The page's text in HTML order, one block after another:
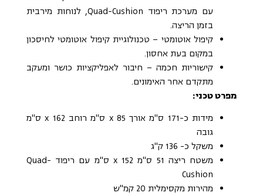
עם מערכת ריפוד Quad-Cushion, לנוחות מירבית
בזמן הריצה.
קיפול אוטומטי – טכנולוגיית קיפול אוטומטי לחיסכון
במקום בעת אחסון.
קישוריות חכמה – חיבור לאפליקציות כושר ומעקב
מתקדם אחר האימונים.
מפרט טכני:
מידות כ-171 ס"מ אורך x 85 ס"מ רוחב x 162 ס"מ
גובה
משקל כ- 136 ק"ג
משטח ריצה 51 ס"מ x 152 ס"מ עם ריפוד Quad-
Cushion
מהירות מקסימלית 20 קמ"ש